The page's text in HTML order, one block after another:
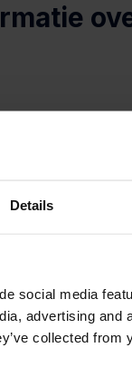
Details
social media
advertising
collected
FAQ op deze
van
het